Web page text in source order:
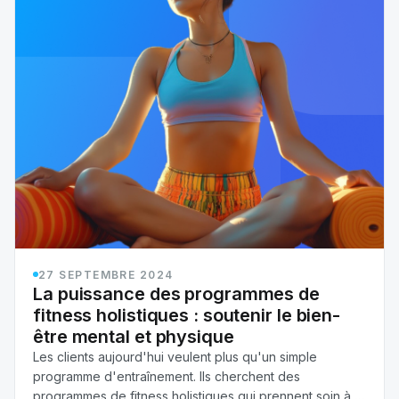
27 SEPTEMBRE 2024
La puissance des programmes de
fitness holistiques : soutenir le bien-
être mental et physique
Les clients aujourd'hui veulent plus qu'un simple
programme d'entraînement. Ils cherchent des
programmes de fitness holistiques qui prennent soin à la